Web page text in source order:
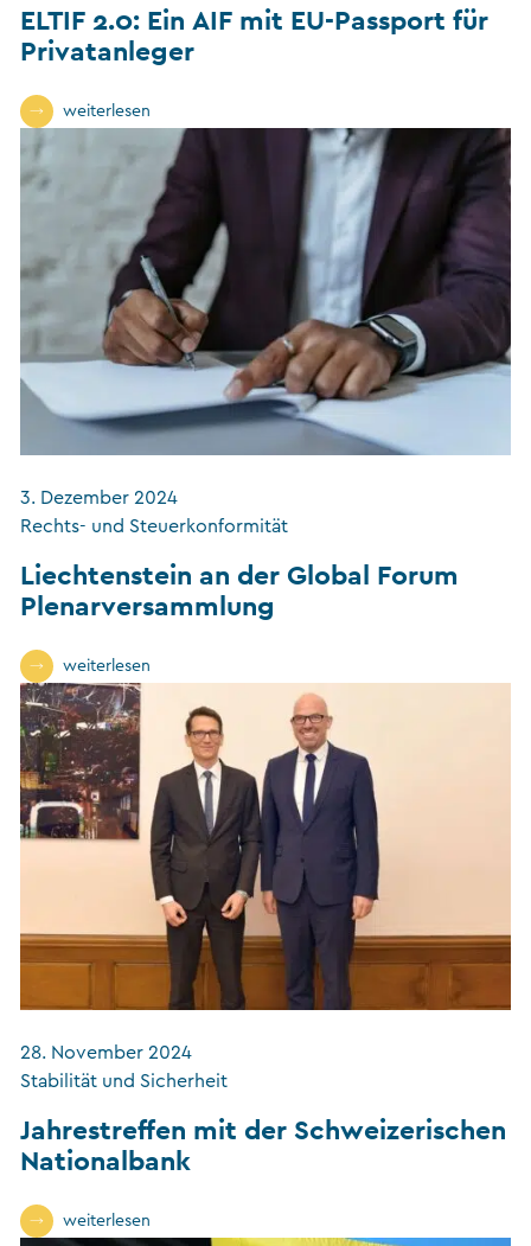
ELTIF 2.0: Ein AIF mit EU-Passport für
Privatanleger
weiterlesen
3. Dezember 2024
Rechts- und Steuerkonformität
Liechtenstein an der Global Forum
Plenarversammlung
weiterlesen
28. November 2024
Stabilität und Sicherheit
Jahrestreffen mit der Schweizerischen
Nationalbank
weiterlesen